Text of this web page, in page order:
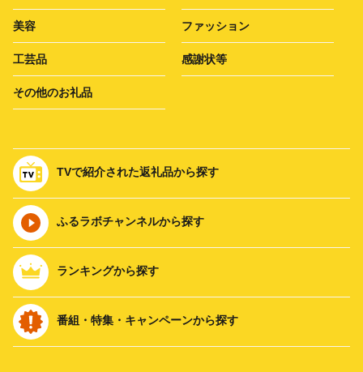
美容 ファッション
工芸品 感謝状等
その他のお礼品
TVで紹介された返礼品から探す
ふるラボチャンネルから探す
ランキングから探す
番組・特集・キャンペーンから探す